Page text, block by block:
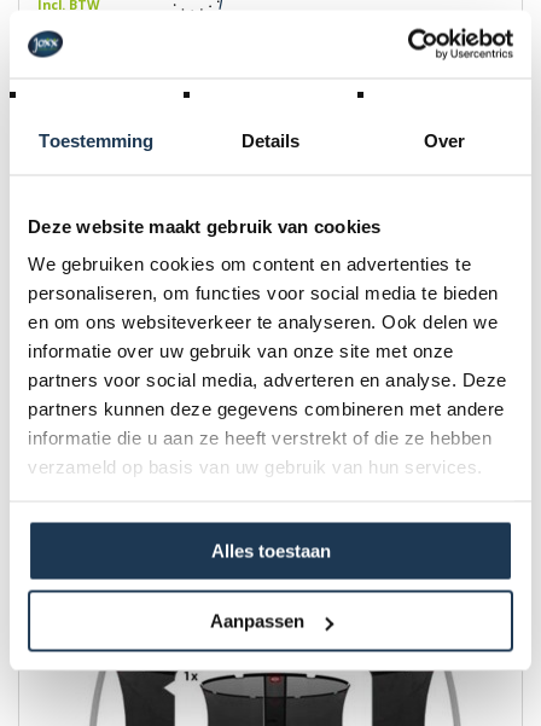
Toestemming Details Over
Deze website maakt gebruik van cookies
We gebruiken cookies om content en advertenties te
personaliseren, om functies voor social media te bieden
en om ons websiteverkeer te analyseren. Ook delen we
informatie over uw gebruik van onze site met onze
partners voor social media, adverteren en analyse. Deze
partners kunnen deze gegevens combineren met andere
informatie die u aan ze heeft verstrekt of die ze hebben
verzameld op basis van uw gebruik van hun services.
Alles toestaan
Aanpassen
Incl. BTW
Safety Net T-series - los net 380
Merk: BERG
Incl. BTW